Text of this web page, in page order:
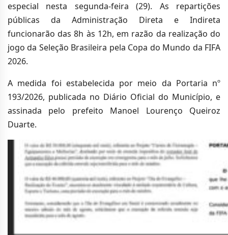
especial nesta segunda-feira (29). As repartições
públicas da Administração Direta e Indireta
funcionarão das 8h às 12h, em razão da realização do
jogo da Seleção Brasileira pela Copa do Mundo da FIFA
2026.
A medida foi estabelecida por meio da Portaria nº
193/2026, publicada no Diário Oficial do Município, e
assinada pelo prefeito Manoel Lourenço Queiroz
Duarte.